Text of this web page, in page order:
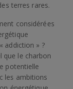
terres rares.
considérées
addiction » ?
que le charbon
potentielle
les ambitions